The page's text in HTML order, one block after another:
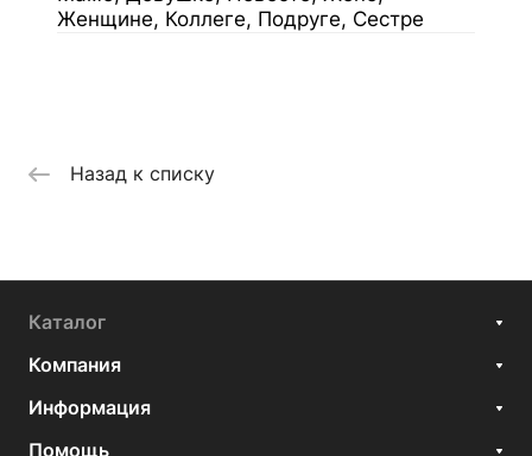
Женщине, Коллеге, Подруге, Сестре
Назад к списку
Каталог
Компания
Информация
Помощь